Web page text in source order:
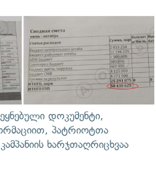
დოკუმენტი,
პატრიოტთა
ხარჯთაღრიცხვაა